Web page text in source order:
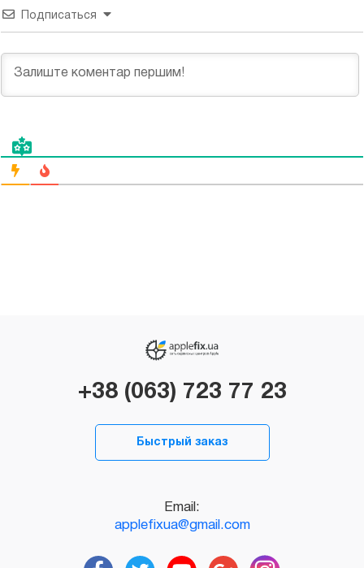
Подписаться
+38 (063) 723 77 23
Быстрый заказ
Email:
applefixua@gmail.com